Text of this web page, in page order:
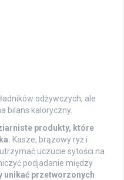
odżywczych, ale
bilans kaloryczny.
produkty, które
Kasze, brązowy ryż i
uczucie sytości na
podjadanie między
unikać przetworzonych